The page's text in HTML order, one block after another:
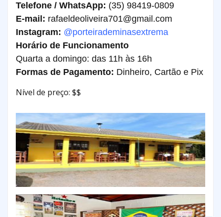
Telefone / WhatsApp: (35) 98419-0809
E-mail: rafaeldeoliveira701@gmail.com
Instagram: @porteirademinasextrema
Horário de Funcionamento
Quarta a domingo: das 11h às 16h
Formas de Pagamento: Dinheiro, Cartão e Pix
Nível de preço: $$